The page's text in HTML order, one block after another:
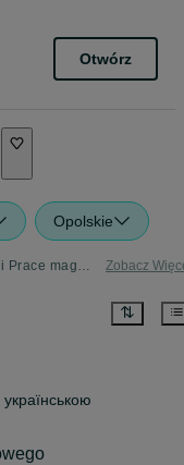
Otwórz
Opolskie
Dla Ciebie wszystko - Opolskie - w kategorii Prace magazynowe Zobacz